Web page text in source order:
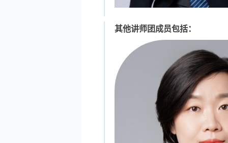
其他讲师团成员包括：